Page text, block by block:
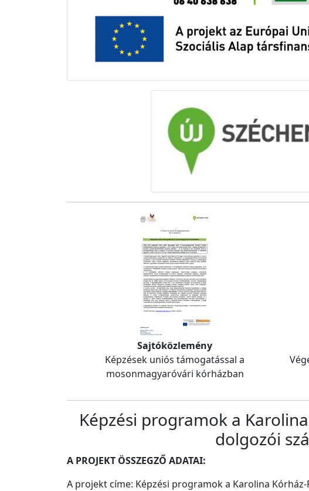
Sajtóközlemény
Képzések uniós támogatással a
mosonmagyaróvári kórházban
Képzési programok a
dolgozói
A PROJEKT ÖSSZEGZŐ ADATAI:
A projekt címe: Képzési programok a Karolina